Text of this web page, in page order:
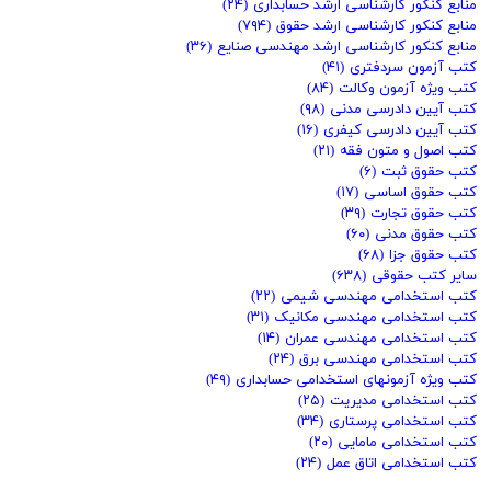
منابع کنکور کارشناسی ارشد حسابداری (۲۴)
منابع کنکور کارشناسی ارشد حقوق (۷۹۴)
منابع کنکور کارشناسی ارشد مهندسی صنایع (۳۶)
کتب آزمون سردفتری (۴۱)
کتب ویژه آزمون وکالت (۸۴)
کتب آیین دادرسی مدنی (۹۸)
کتب آیین دادرسی کیفری (۱۶)
کتب اصول و متون فقه (۲۱)
کتب حقوق ثبت (۶)
کتب حقوق اساسی (۱۷)
کتب حقوق تجارت (۳۹)
کتب حقوق مدنی (۶۰)
کتب حقوق جزا (۶۸)
سایر کتب حقوقی (۶۳۸)
کتب استخدامی مهندسی شیمی (۲۲)
کتب استخدامی مهندسی مکانیک (۳۱)
کتب استخدامی مهندسی عمران (۱۴)
کتب استخدامی مهندسی برق (۲۴)
کتب ویژه آزمونهای استخدامی حسابداری (۴۹)
کتب استخدامی مدیریت (۲۵)
کتب استخدامی پرستاری (۳۴)
کتب استخدامی مامایی (۲۰)
کتب استخدامی اتاق عمل (۲۴)